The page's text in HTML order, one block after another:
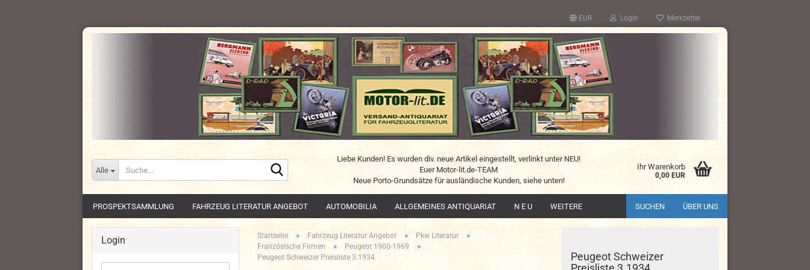
EUR Login Merkzettel
Alle
Liebe Kunden! Es wurden div. neue Artikel eingestellt, verlinkt unter NEU!
Euer Motor-lit.de-TEAM
Neue Porto-Grundsätze für ausländische Kunden, siehe unten!
Ihr Warenkorb
0,00 EUR
PROSPEKTSAMMLUNG FAHRZEUG LITERATUR ANGEBOT AUTOMOBILIA ALLGEMEINES ANTIQUARIAT N E U SUCHEN ÜBER UNS
WEITERE
Startseite » Fahrzeug Literatur Angebot » Pkw Literatur »
Französische Firmen » Peugeot 1900-1969 »
Peugeot Schweizer Preisliste 3.1934
Peugeot Schweizer
Login